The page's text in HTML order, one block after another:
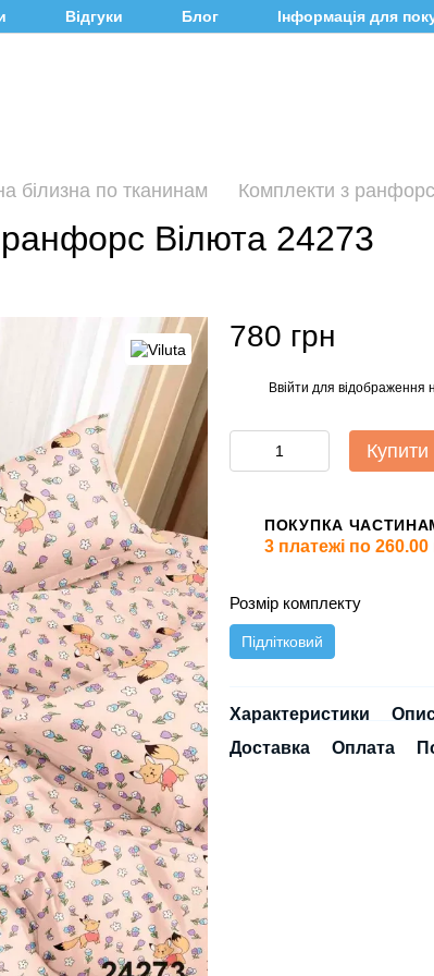
Відгуки Блог Інформація для
білизна по тканинам Комплекти з
ранфорс Вілюта 24273
780 грн
Ввійти для відображення
Купити
ПОКУПКА
3 платежі по 260.00
Розмір комплекту
Підлітковий
Характеристики
Доставка
Оплата